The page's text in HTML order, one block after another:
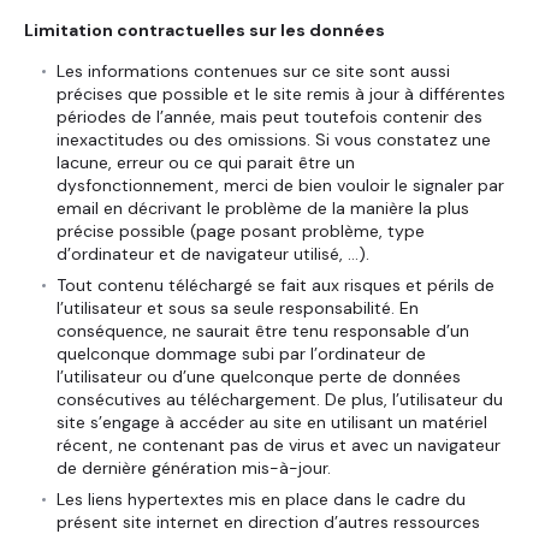
Limitation contractuelles sur les données
Les informations contenues sur ce site sont aussi
précises que possible et le site remis à jour à différentes
périodes de l’année, mais peut toutefois contenir des
inexactitudes ou des omissions. Si vous constatez une
lacune, erreur ou ce qui parait être un
dysfonctionnement, merci de bien vouloir le signaler par
email en décrivant le problème de la manière la plus
précise possible (page posant problème, type
d’ordinateur et de navigateur utilisé, …).
Tout contenu téléchargé se fait aux risques et périls de
l’utilisateur et sous sa seule responsabilité. En
conséquence, ne saurait être tenu responsable d’un
quelconque dommage subi par l’ordinateur de
l’utilisateur ou d’une quelconque perte de données
consécutives au téléchargement. De plus, l’utilisateur du
site s’engage à accéder au site en utilisant un matériel
récent, ne contenant pas de virus et avec un navigateur
de dernière génération mis-à-jour.
Les liens hypertextes mis en place dans le cadre du
présent site internet en direction d’autres ressources